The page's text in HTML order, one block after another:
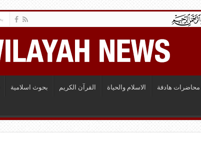
محاضرات هادفة الاسلام والحياة القرآن الكريم بحوث اسلامية